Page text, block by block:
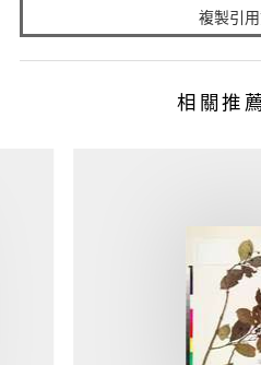
複製引
相關推